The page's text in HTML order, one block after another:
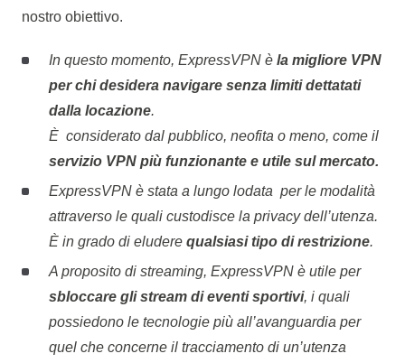
nostro obiettivo.
In questo momento, ExpressVPN è la migliore VPN
per chi desidera navigare senza limiti dettatati
dalla locazione.
È considerato dal pubblico, neofita o meno, come il
servizio VPN più funzionante e utile sul mercato.
ExpressVPN è stata a lungo lodata per le modalità
attraverso le quali custodisce la privacy dell’utenza.
È in grado di eludere qualsiasi tipo di restrizione.
A proposito di streaming, ExpressVPN è utile per
sbloccare gli stream di eventi sportivi, i quali
possiedono le tecnologie più all’avanguardia per
quel che concerne il tracciamento di un’utenza